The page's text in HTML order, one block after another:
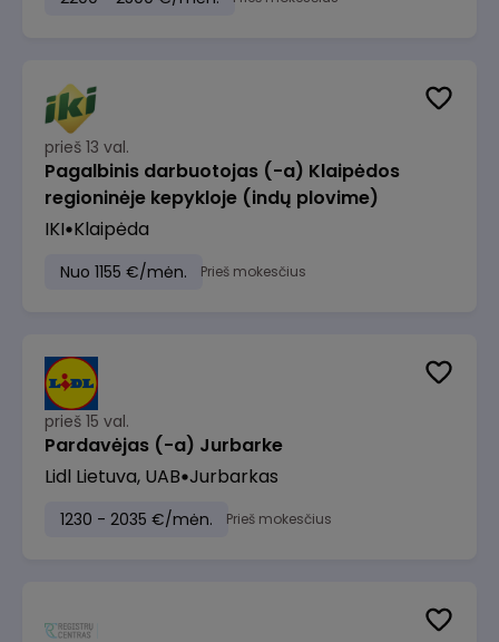
prieš 13 val.
Pagalbinis darbuotojas (-a) Klaipėdos
regioninėje kepykloje (indų plovime)
IKI Klaipėda
Nuo 1155 €/mėn. Prieš mokesčius
prieš 15 val.
Pardavėjas (-a) Jurbarke
Lidl Lietuva, UAB Jurbarkas
1230 - 2035 €/mėn. Prieš mokesčius